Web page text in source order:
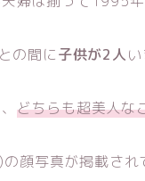
の間に子供が2人
どちらも超美人な
顔写真が掲載さ